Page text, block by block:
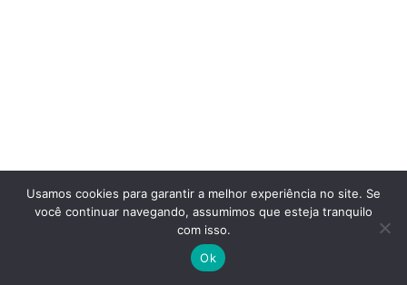
Usamos cookies para garantir a melhor experiência no site. Se
você continuar navegando, assumimos que esteja tranquilo
com isso.
Ok